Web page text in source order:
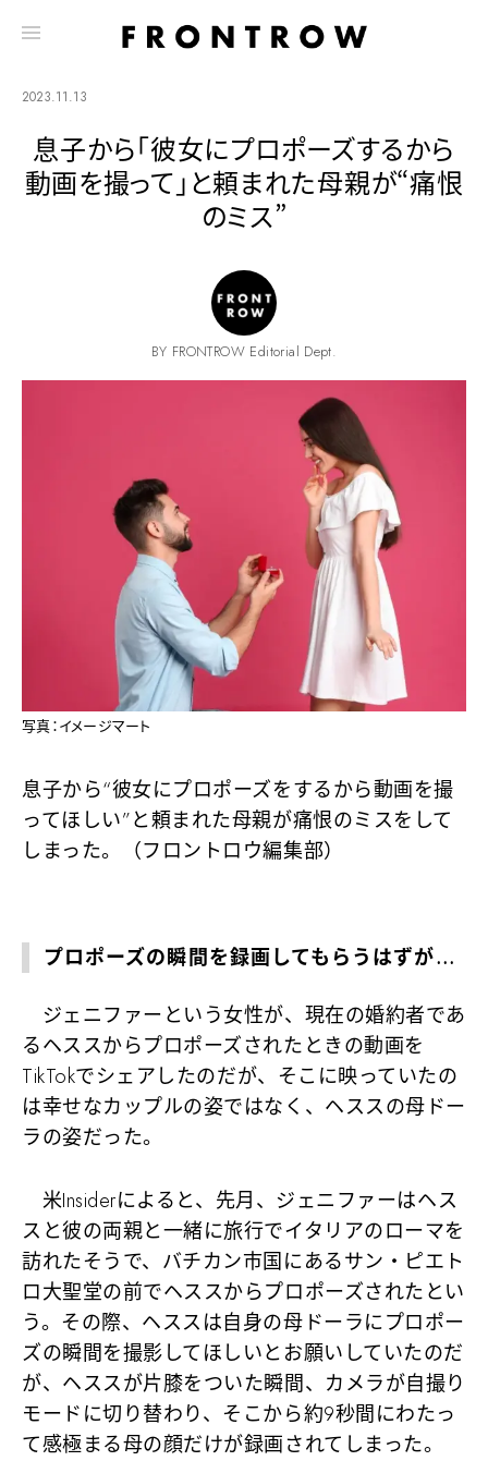
2023.11.13
息子から「彼女にプロポーズするから
動画を撮って」と頼まれた母親が“痛恨
のミス”
BY FRONTROW Editorial Dept.
写真：イメージマート
息子から“彼女にプロポーズをするから動画を撮
ってほしい”と頼まれた母親が痛恨のミスをして
しまった。（フロントロウ編集部）
プロポーズの瞬間を録画してもらうはずが…
ジェニファーという女性が、現在の婚約者であ
るヘススからプロポーズされたときの動画を
TikTokでシェアしたのだが、そこに映っていたの
は幸せなカップルの姿ではなく、ヘススの母ドー
ラの姿だった。
米Insiderによると、先月、ジェニファーはヘス
スと彼の両親と一緒に旅行でイタリアのローマを
訪れたそうで、バチカン市国にあるサン・ピエト
ロ大聖堂の前でヘススからプロポーズされたとい
う。その際、ヘススは自身の母ドーラにプロポー
ズの瞬間を撮影してほしいとお願いしていたのだ
が、ヘススが片膝をついた瞬間、カメラが自撮り
モードに切り替わり、そこから約9秒間にわたっ
て感極まる母の顔だけが録画されてしまった。